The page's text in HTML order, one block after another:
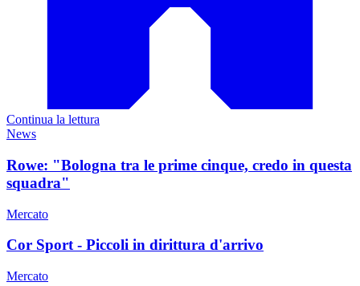
Continua la lettura
News
Rowe: "Bologna tra le prime cinque, credo in questa
squadra"
Mercato
Cor Sport - Piccoli in dirittura d'arrivo
Mercato